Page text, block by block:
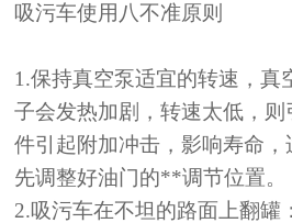
吸污车使用八不准原则
1.保持真空泵适宜的转速，真
子会发热加剧，转速太低，
件引起附加冲击，影响寿命
先调整好油门的**调节位置。
2.吸污车在不坦的路面上翻罐